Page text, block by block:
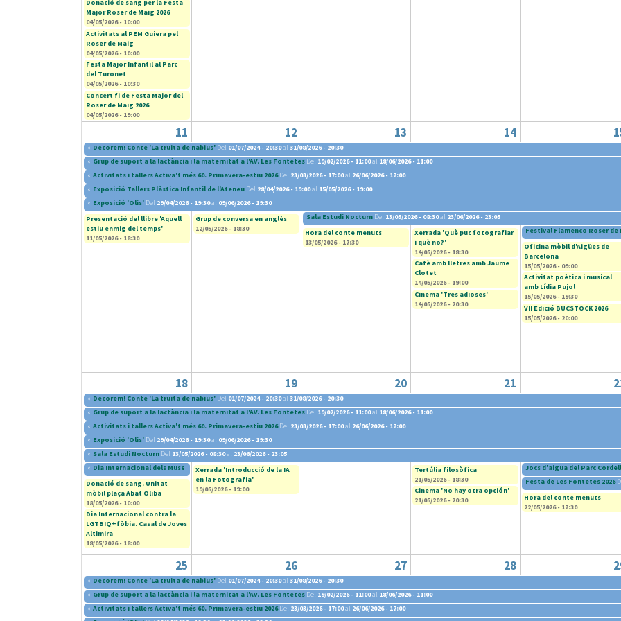
Donació de sang per la Festa
Major Roser de Maig 2026
04/05/2026 - 10:00
Activitats al PEM Guiera pel
Roser de Maig
04/05/2026 - 10:00
Festa Major Infantil al Parc
del Turonet
04/05/2026 - 10:30
Concert fi de Festa Major del
Roser de Maig 2026
04/05/2026 - 19:00
11 12 13 14
« Decorem! Conte 'La truita de nabius' Del 01/07/2024 - 20:30al 31/08/2026 - 20:30
« Grup de suport a la lactància i la maternitat a l'AV. Les Fontetes Del 19/02/2026 - 11:00al 18/06/2026 - 11:00
« Activitats i tallers Activa't més 60. Primavera-estiu 2026 Del 23/03/2026 - 17:00al 26/06/2026 - 17:00
« Exposició Tallers Plàstica Infantil de l'Ateneu Del 28/04/2026 - 19:00al 15/05/2026 - 19:00
« Exposició 'Olis' Del 29/04/2026 - 19:30al 09/06/2026 - 19:30
Presentació del llibre 'Aquell
estiu enmig del temps'
11/05/2026 - 18:30
Grup de conversa en anglès
12/05/2026 - 18:30
Sala Estudi Nocturn Del 13/05/2026 - 08:30al 23/06/2026 - 23:05
Hora del conte menuts
13/05/2026 - 17:30
Xerrada 'Què puc fotografiar
i què no?'
14/05/2026 - 18:30
Cafè amb lletres amb Jaume
Clotet
14/05/2026 - 19:00
Cinema 'Tres adioses'
14/05/2026 - 20:30
Festival Flamenco Roser de
Oficina mòbil d'Aigües de
Barcelona
15/05/2026 - 09:00
Activitat poètica i musical
amb Lídia Pujol
15/05/2026 - 19:30
VII Edició BUCSTOCK 2026
15/05/2026 - 20:00
18 19 20 21
« Decorem! Conte 'La truita de nabius' Del 01/07/2024 - 20:30al 31/08/2026 - 20:30
« Grup de suport a la lactància i la maternitat a l'AV. Les Fontetes Del 19/02/2026 - 11:00al 18/06/2026 - 11:00
« Activitats i tallers Activa't més 60. Primavera-estiu 2026 Del 23/03/2026 - 17:00al 26/06/2026 - 17:00
« Exposició 'Olis' Del 29/04/2026 - 19:30al 09/06/2026 - 19:30
« Sala Estudi Nocturn Del 13/05/2026 - 08:30al 23/06/2026 - 23:05
« Dia Internacional dels Museus 2026Del16/05/2026 - 11:00al18/05/2026 - 14:30
Xerrada 'Introducció de la IA
en la Fotografia'
19/05/2026 - 19:00
Tertúlia filosòfica
21/05/2026 - 18:30
Cinema 'No hay otra opción'
21/05/2026 - 20:30
Jocs d'aigua del Parc
Donació de sang. Unitat
mòbil plaça Abat Oliba
18/05/2026 - 10:00
Dia Internacional contra la
LGTBIQ+fòbia. Casal de Joves
Altimira
18/05/2026 - 18:00
Festa de Les Fontetes 2026
Hora del conte menuts
22/05/2026 - 17:30
25 26 27 28
« Decorem! Conte 'La truita de nabius' Del 01/07/2024 - 20:30al 31/08/2026 - 20:30
« Grup de suport a la lactància i la maternitat a l'AV. Les Fontetes Del 19/02/2026 - 11:00al 18/06/2026 - 11:00
« Activitats i tallers Activa't més 60. Primavera-estiu 2026 Del 23/03/2026 - 17:00al 26/06/2026 - 17:00